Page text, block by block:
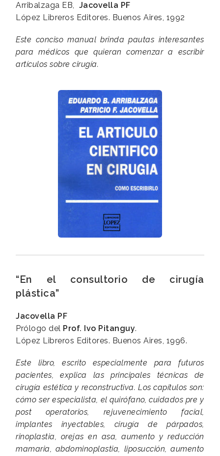
Arribalzaga EB, Jacovella PF
López Libreros Editores. Buenos Aires, 1992
Este conciso manual brinda pautas interesantes
para médicos que quieran comenzar a escribir
artículos sobre cirugía.
“En el consultorio de cirugía
plástica”
Jacovella PF
Prólogo del Prof. Ivo Pitanguy.
López Libreros Editores. Buenos Aires, 1996.
Este libro, escrito especialmente para futuros
pacientes, explica las principales técnicas de
cirugía estética y reconstructiva. Los capítulos son:
cómo ser especialista, el quirófano, cuidados pre y
post operatorios, rejuvenecimiento facial,
implantes inyectables, cirugía de párpados,
rinoplastia, orejas en asa, aumento y reducción
mamaria, abdominoplastia, liposucción, aumento